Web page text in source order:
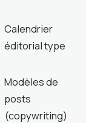
Calendrier
éditorial type
Modèles de
posts
(copywriting)